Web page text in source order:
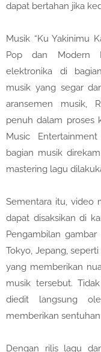
dapat bertahan jika
Musik “Ku Yakinimu
Pop dan Modern
elektronika di
musik yang segar
aransemen musik,
penuh dalam proses
Music
bagian musik
mastering lagu
Sementara itu, video
dapat disaksikan di
Pengambilan
Tokyo, Jepang,
yang memberikan
musik tersebut.
diedit langsung
memberikan
Dengan rilis lagu